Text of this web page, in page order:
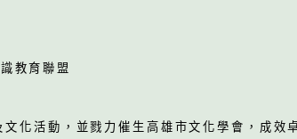
教育聯盟
化活動，並戮力催生高雄市文化學會，成效